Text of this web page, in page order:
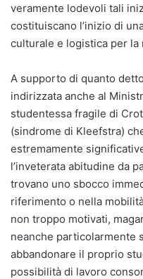
veramente lodevoli tali
costituiscano l’inizio di
culturale e logistica per la
A supporto di quanto
indirizzata anche al
studentessa fragile di
(sindrome di Kleefstra)
estremamente
l’inveterata abitudine da
trovano uno sbocco
riferimento o nella
non troppo motivati,
neanche particolarmente
abbandonare il proprio
possibilità di lavoro